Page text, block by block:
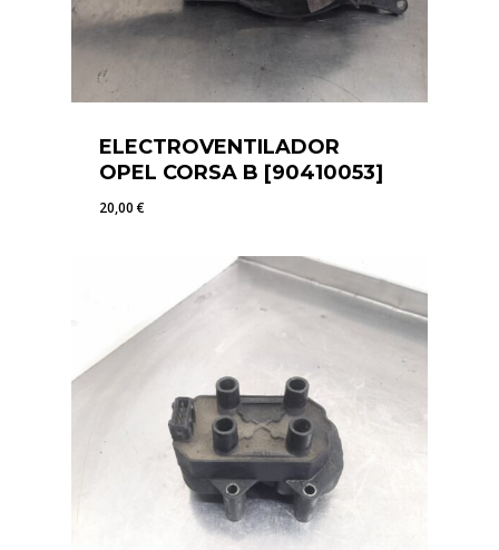
ELECTROVENTILADOR
OPEL CORSA B [90410053]
20,00€